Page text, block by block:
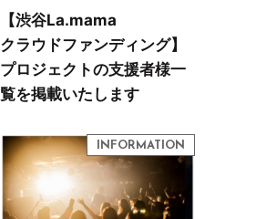
【渋谷La.mama
クラウドファンディング】
プロジェクトの支援者様一
覧を掲載いたします